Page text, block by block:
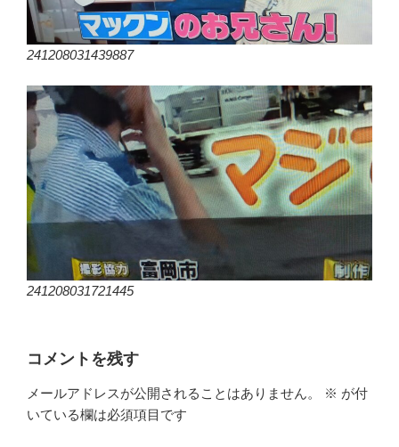
241208031439887
241208031721445
コメントを残す
メールアドレスが公開されることはありません。 ※ が付
いている欄は必須項目です